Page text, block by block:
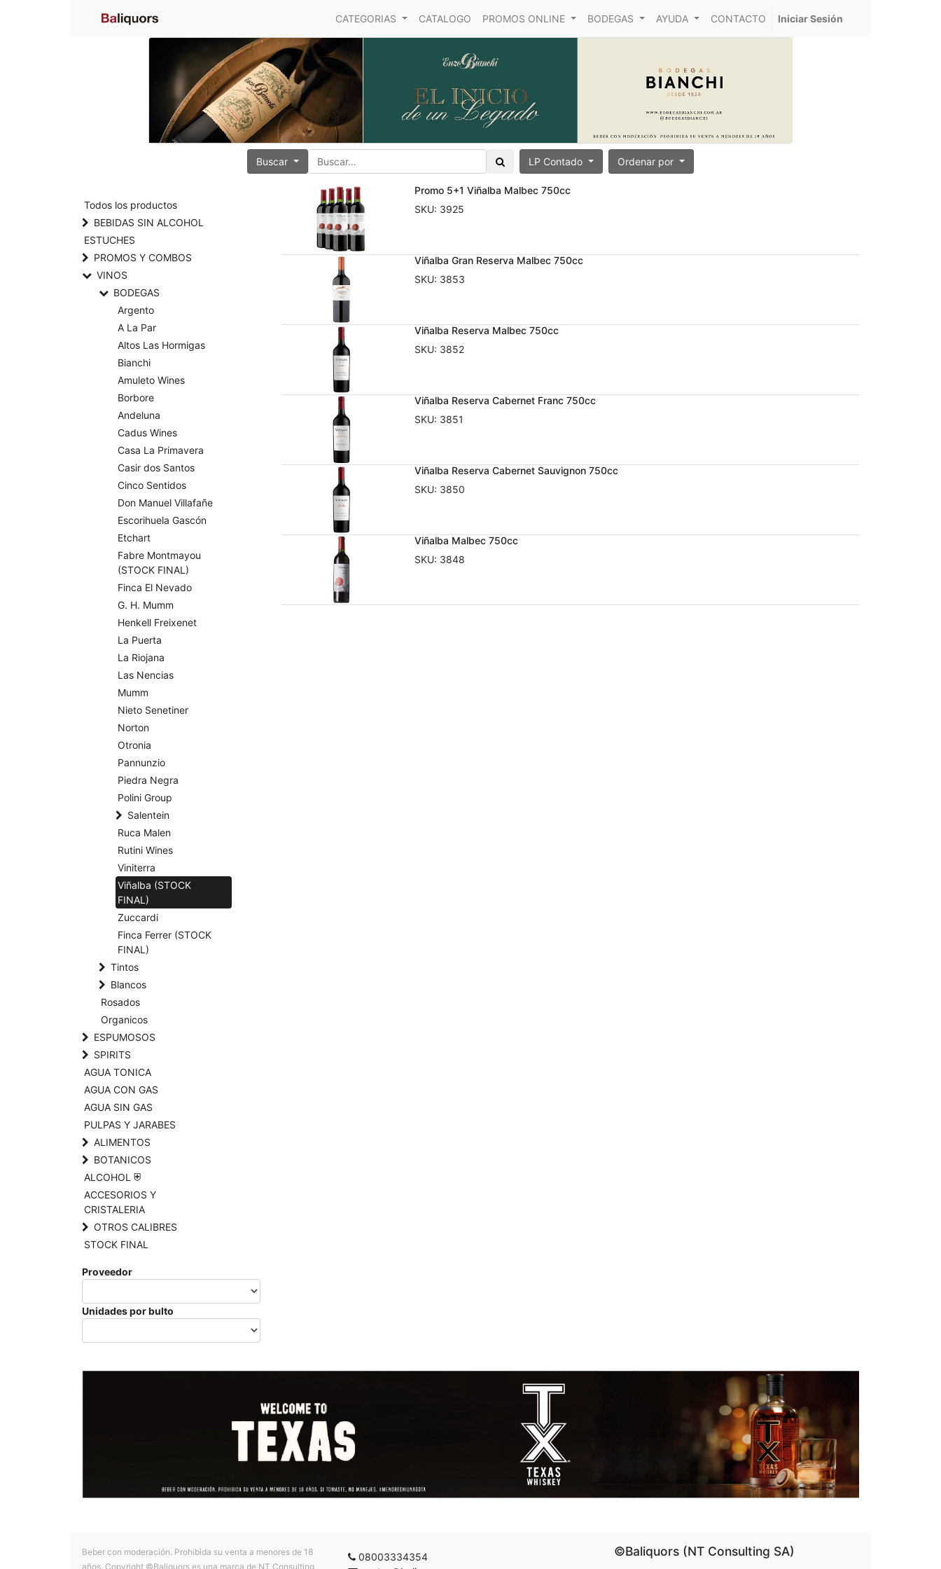
CATEGORIAS CATALOGO PROMOS ONLINE BODEGAS AYUDA CONTACTO Iniciar Sesión
Buscar LP Contado Ordenar por
Todos los productos
BEBIDAS SIN ALCOHOL
ESTUCHES
PROMOS Y COMBOS
VINOS
BODEGAS
Argento
A La Par
Altos Las Hormigas
Bianchi
Amuleto Wines
Borbore
Andeluna
Cadus Wines
Casa La Primavera
Casir dos Santos
Cinco Sentidos
Don Manuel Villafañe
Escorihuela Gascón
Etchart
Fabre Montmayou
(STOCK FINAL)
Finca El Nevado
G. H. Mumm
Henkell Freixenet
La Puerta
La Riojana
Las Nencias
Mumm
Nieto Senetiner
Norton
Otronia
Pannunzio
Piedra Negra
Polini Group
Salentein
Ruca Malen
Rutini Wines
Viniterra
Viñalba (STOCK
FINAL)
Zuccardi
Finca Ferrer (STOCK
FINAL)
Tintos
Blancos
Rosados
Organicos
ESPUMOSOS
SPIRITS
AGUA TONICA
AGUA CON GAS
AGUA SIN GAS
PULPAS Y JARABES
ALIMENTOS
BOTANICOS
ALCOHOL ⛨
ACCESORIOS Y
CRISTALERIA
OTROS CALIBRES
STOCK FINAL
Proveedor
Unidades por bulto
Promo 5+1 Viñalba Malbec 750cc
SKU: 3925
Viñalba Gran Reserva Malbec 750cc
SKU: 3853
Viñalba Reserva Malbec 750cc
SKU: 3852
Viñalba Reserva Cabernet Franc 750cc
SKU: 3851
Viñalba Reserva Cabernet Sauvignon 750cc
SKU: 3850
Viñalba Malbec 750cc
SKU: 3848
Beber con moderación. Prohibida su venta a menores de 18
años. Copyright ©Baliquors es una marca de NT Consulting
08003334354
©Baliquors (NT Consulting SA)